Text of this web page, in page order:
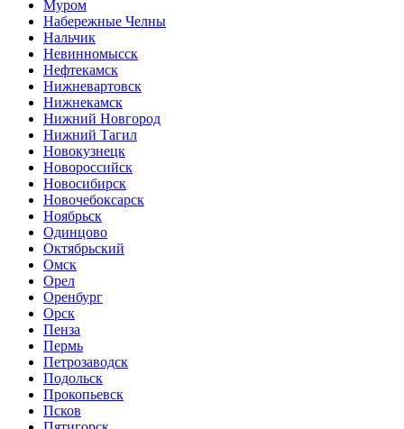
Муром
Набережные Челны
Нальчик
Невинномысск
Нефтекамск
Нижневартовск
Нижнекамск
Нижний Новгород
Нижний Тагил
Новокузнецк
Новороссийск
Новосибирск
Новочебоксарск
Ноябрьск
Одинцово
Октябрьский
Омск
Орел
Оренбург
Орск
Пенза
Пермь
Петрозаводск
Подольск
Прокопьевск
Псков